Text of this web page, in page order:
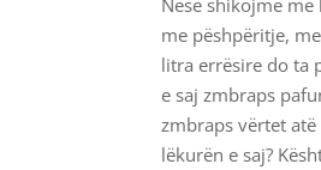
Nëse shikojmë
me pëshpëritje,
litra errësire do ta
e saj zmbraps
zmbraps vërtet
lëkurën e saj?